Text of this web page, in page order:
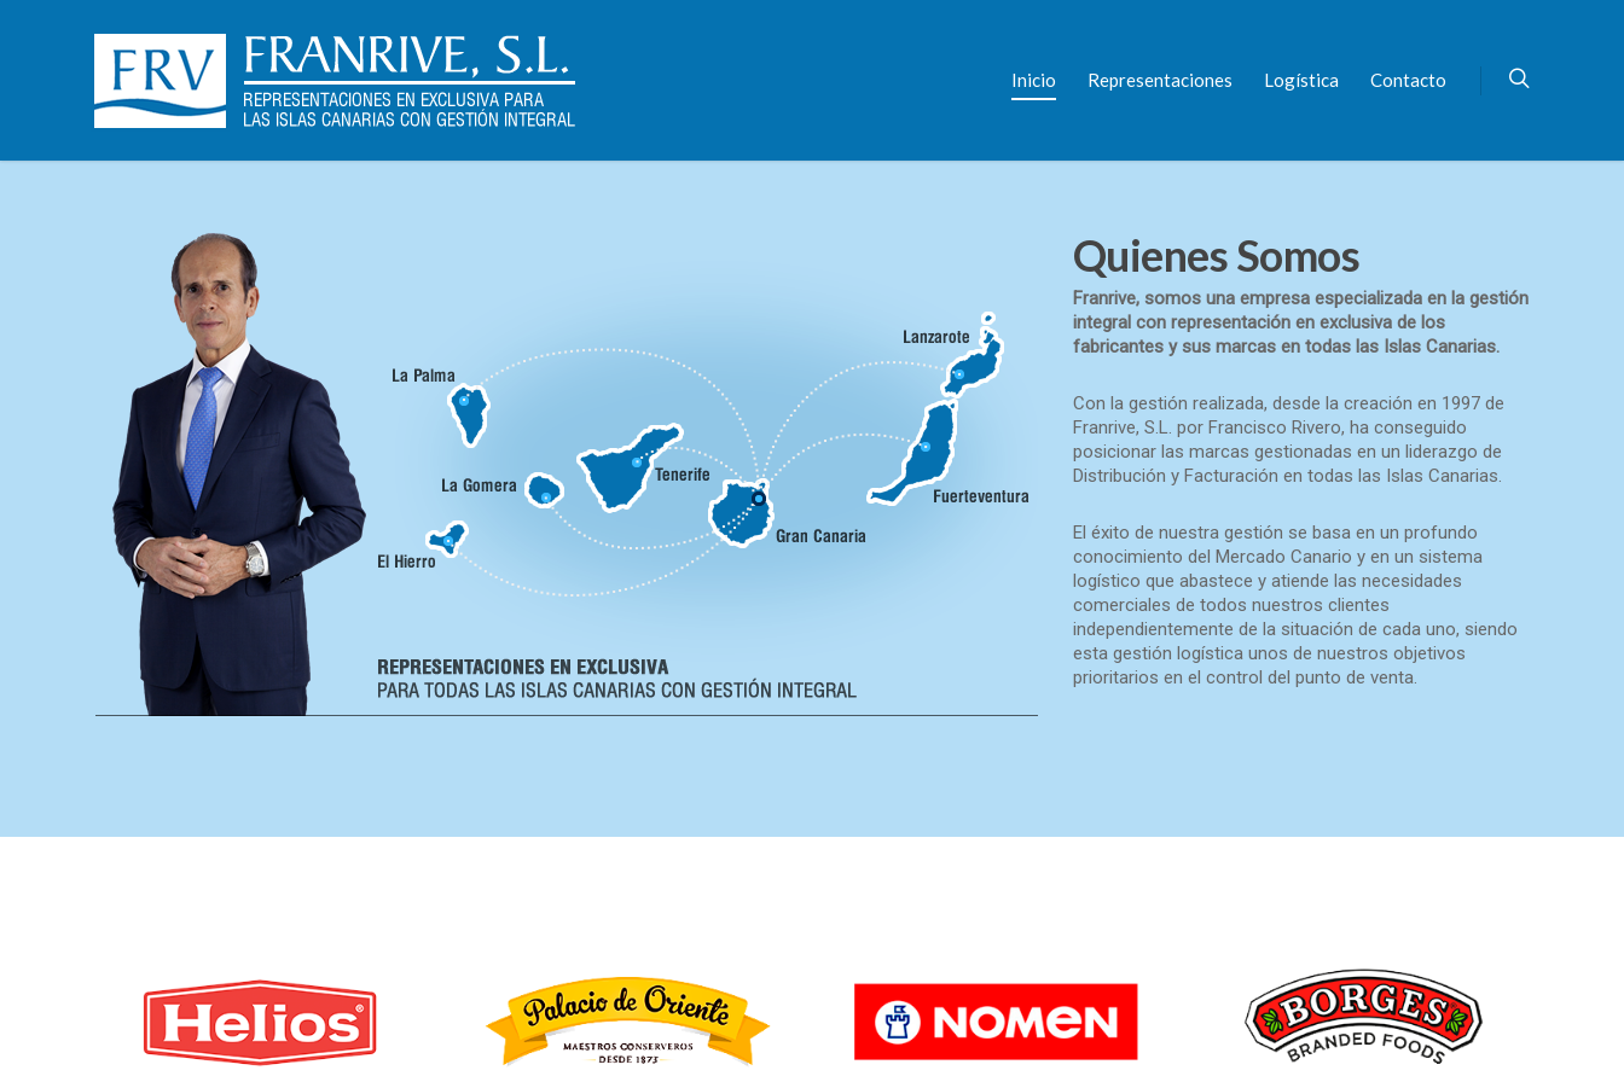
Inicio Representaciones Logística Contacto
Quienes Somos
Franrive, somos una empresa especializada en la gestión
integral con representación en exclusiva de los
fabricantes y sus marcas en todas las Islas Canarias.
Con la gestión realizada, desde la creación en 1997 de
Franrive, S.L. por Francisco Rivero, ha conseguido
posicionar las marcas gestionadas en un liderazgo de
Distribución y Facturación en todas las Islas Canarias.
El éxito de nuestra gestión se basa en un profundo
conocimiento del Mercado Canario y en un sistema
logístico que abastece y atiende las necesidades
comerciales de todos nuestros clientes
independientemente de la situación de cada uno, siendo
esta gestión logística unos de nuestros objetivos
prioritarios en el control del punto de venta.